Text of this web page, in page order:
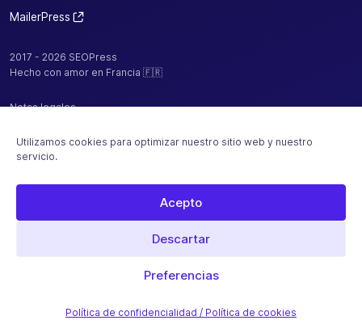
Utilizamos cookies para optimizar nuestro sitio web y nuestro
servicio.
Acepto
Descartar
Preferencias
Política de confidencialidad / Política de cookies
MailerPress
2017 - 2026 SEOPress
Hecho con amor en Francia 🇫🇷
Notas legales
CGV